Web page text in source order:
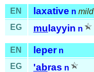
EN laxative n mild
EG
mu layyin n
EN leper n
EG
'abras n